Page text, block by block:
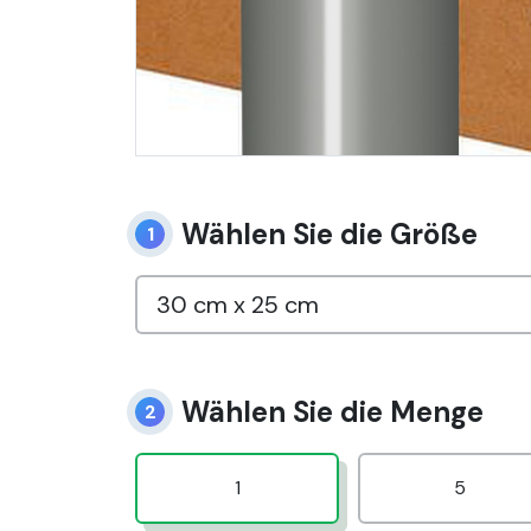
1 Wählen Sie die Größe
2 Wählen Sie die Menge
1 5